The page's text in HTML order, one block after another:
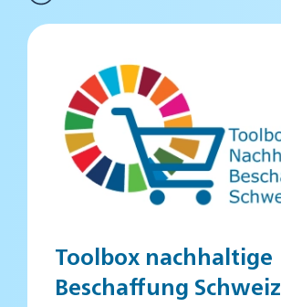
Toolbox nachhaltige
Beschaffung Schweiz